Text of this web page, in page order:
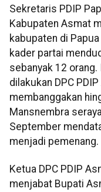
Sekretaris PDIP
Kabupaten Asmat
kabupaten di
kader partai
sebanyak 12
dilakukan DPC
membanggakan
Mansnembra
September
menjadi pemenang.
Ketua DPC PDIP
menjabat Bupati